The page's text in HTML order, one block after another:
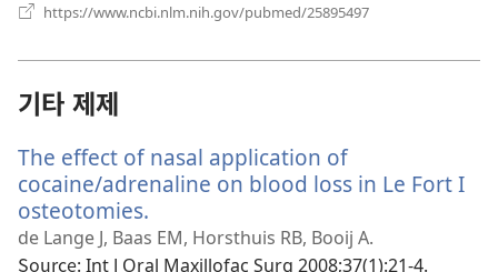
https://www.ncbi.nlm.nih.gov/pubmed/25895497
기타 제제
The effect of nasal application of
cocaine/adrenaline on blood loss in Le Fort I
osteotomies.
로
운
de Lange J, Baas EM, Horsthuis RB, Booij A.
Source‎: Int J Oral Maxillofac Surg 2008;37(1):21-4.